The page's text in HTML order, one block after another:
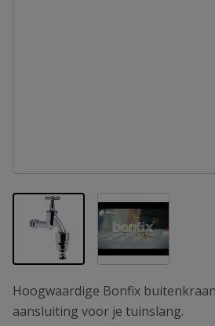
View larger imageView larger
Hoogwaardige Bonfix
aansluiting voor je tuinslang.